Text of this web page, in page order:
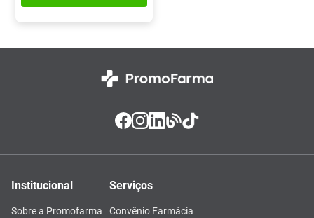
Institucional
Sobre a Promofarma
Serviços
Convênio Farmácia